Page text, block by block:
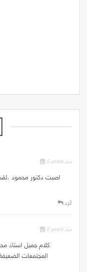
5 years منذ
اصبت دكتور محمود
الرد
5 years منذ
كلام جميل استاذ
المجتمعات